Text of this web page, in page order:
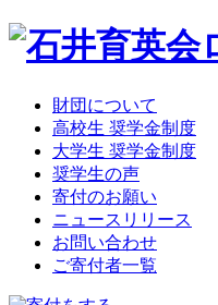
財団について
高校生 奨学金制度
大学生 奨学金制度
奨学生の声
寄付のお願い
ニュースリリース
お問い合わせ
ご寄付者一覧